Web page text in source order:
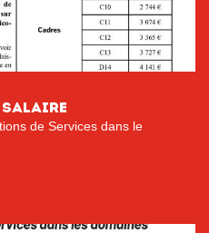
de Services dans le